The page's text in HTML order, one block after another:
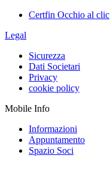
Certfin Occhio al clic
Legal
Sicurezza
Dati Societari
Privacy
cookie policy
Mobile Info
Informazioni
Appuntamento
Spazio Soci